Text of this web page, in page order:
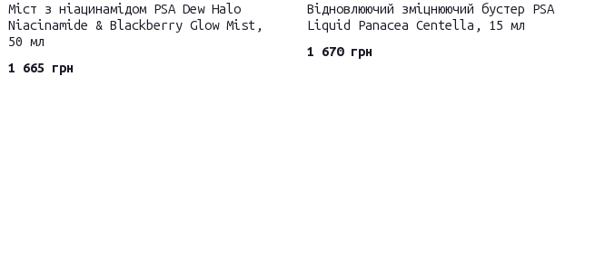
Міст з ніацинамідом PSA Dew Halo
Niacinamide & Blackberry Glow Mist,
50 мл
1 665 грн
Відновлюючий зміцнюючий бустер PSA
Liquid Panacea Centella, 15 мл
1 670 грн